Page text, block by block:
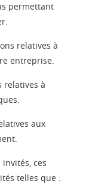
permettant
relatives à
entreprise.
relatives à
aux
ces
telles que :